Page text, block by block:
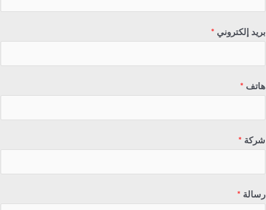
بريد إلكتروني *
هاتف *
شركة *
رسالة *